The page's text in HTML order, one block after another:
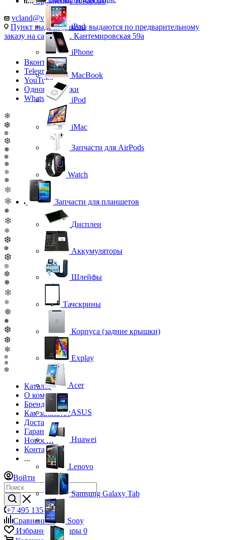
vcland@vcland.ru
Пункт выдачи (заказы выдаются по предварительному
заказу на сайте), ул. Кантемировская 59а
Вконтакте
Telegram
YouTube
Одноклассники
WhatsApp
❄
❆
❆
❆
❅
❆
❅
❄
❄
❄
❄
❅
❄
❅
❆
❆
❆
❆
❆
❄
❄
❄
❅
❅
❆
❆
❄
❆
❅
❆
Каталог
О компании
Бренды
Как заказать?
Доставка
Гарантия
Новости
Контакты
...
Войти
+7 495 135-39-43
Сравнение0
Избранные товары 0
iPad
iPhone
MacBook
iPod
iMac
Запчасти для AirPods
Watch
Запчасти для планшетов
Дисплеи
Аккумуляторы
Шлейфы
Тачскрины
Корпуса (задние крышки)
Explay
Acer
ASUS
Huawei
Lenovo
Samsung Galaxy Tab
Sony